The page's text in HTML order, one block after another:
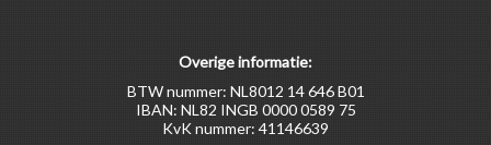
Overige informatie:
BTW nummer: NL8012 14 646 B01
IBAN: NL82 INGB 0000 0589 75
KvK nummer: 41146639